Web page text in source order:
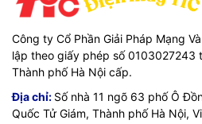
Công ty Cổ Phần Giải Pháp Mạng
lập theo giấy phép số 0103027243
Thành phố Hà Nội cấp.
Địa chỉ: Số nhà 11 ngõ 63 phố Ô
Quốc Tử Giám, Thành phố Hà Nội,